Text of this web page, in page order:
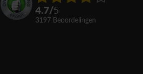
4.7/5
3197 beoordelingen